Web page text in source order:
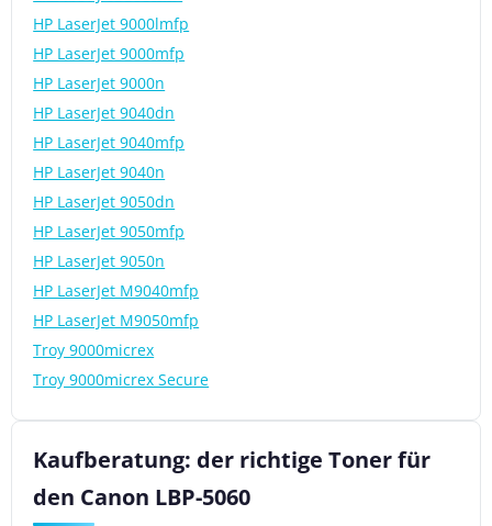
HP LaserJet 9000lmfp
HP LaserJet 9000mfp
HP LaserJet 9000n
HP LaserJet 9040dn
HP LaserJet 9040mfp
HP LaserJet 9040n
HP LaserJet 9050dn
HP LaserJet 9050mfp
HP LaserJet 9050n
HP LaserJet M9040mfp
HP LaserJet M9050mfp
Troy 9000micrex
Troy 9000micrex Secure
Kaufberatung: der richtige Toner für
den Canon LBP-5060